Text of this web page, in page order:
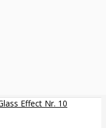
Effect Nr. 10